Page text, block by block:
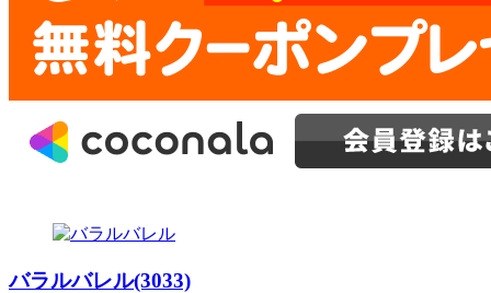
バラルバレル(3033)